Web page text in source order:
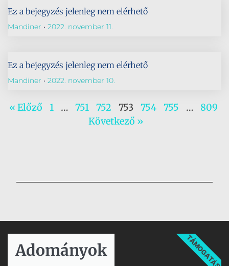
Ez a bejegyzés jelenleg nem elérhető
Mandiner 2022. november 11.
Ez a bejegyzés jelenleg nem elérhető
Mandiner 2022. november 10.
« Előző 1 … 751 752 753 754 755 …
809
Következő »
Adományok​ TÁMOGATÁS